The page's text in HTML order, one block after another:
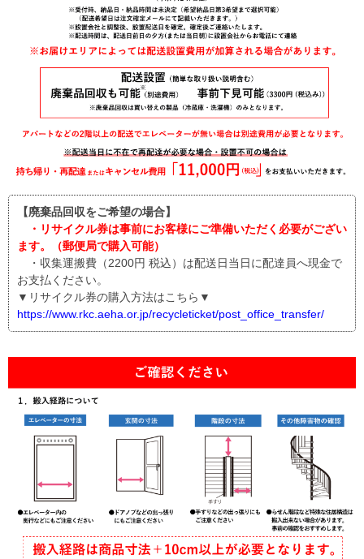
【廃棄品回収をご希望の場合】
・リサイクル券は事前にお客様にご準備いただく必要がござい
ます。（郵便局で購入可能）
・収集運搬費（2200円 税込）は配送日当日に配達員へ現金で
お支払ください。
▼リサイクル券の購入方法はこちら▼
https://www.rkc.aeha.or.jp/recycleticket/post_office_transfer/